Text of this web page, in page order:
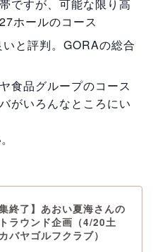
ですが、可能な限り高
ホールのコース
と評判。GORAの総合
食品グループのコース
がいろんなところにい
集終了】あおい夏海さんの
ラウンド企画（4/20土
バヤゴルフクラブ）